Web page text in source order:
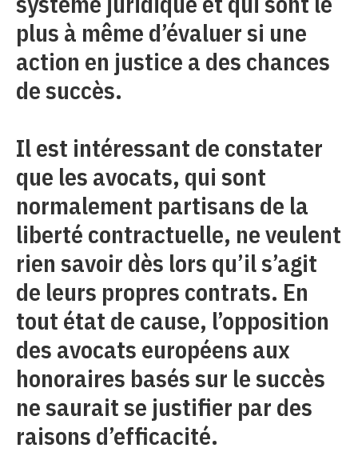
plus à même d’évaluer si une
action en justice a des chances
de succès.
Il est intéressant de constater
que les avocats, qui sont
normalement partisans de la
liberté contractuelle, ne veulent
rien savoir dès lors qu’il s’agit
de leurs propres contrats. En
tout état de cause, l’opposition
des avocats européens aux
honoraires basés sur le succès
ne saurait se justifier par des
raisons d’efficacité.